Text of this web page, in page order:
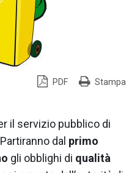
PDF Stampa
il servizio pubblico di
dal primo
gli obblighi di qualità